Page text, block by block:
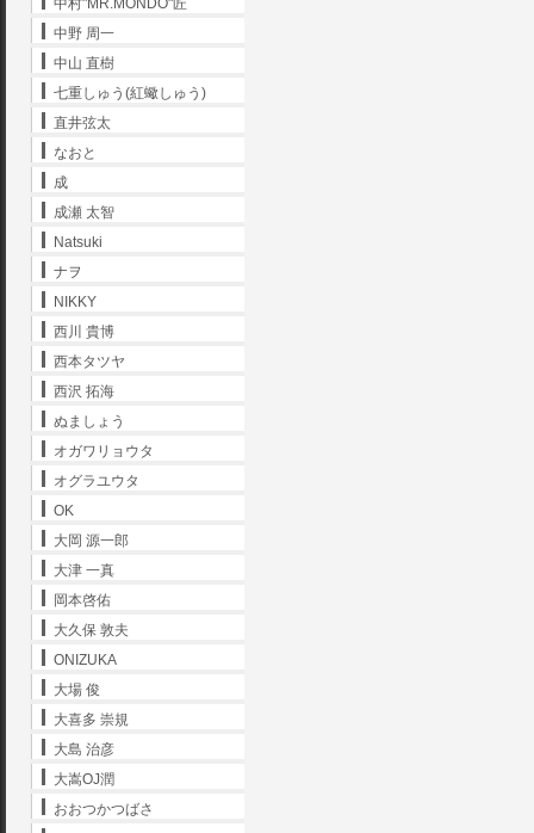
中村"MR.MONDO"匠
中野 周一
中山 直樹
七重しゅう(紅蠍しゅう)
直井弦太
なおと
成
成瀬 太智
Natsuki
ナヲ
NIKKY
西川 貴博
西本タツヤ
西沢 拓海
ぬましょう
オガワリョウタ
オグラユウタ
OK
大岡 源一郎
大津 一真
岡本啓佑
大久保 敦夫
ONIZUKA
大場 俊
大喜多 崇規
大島 治彦
大嵩OJ潤
おおつかつばさ